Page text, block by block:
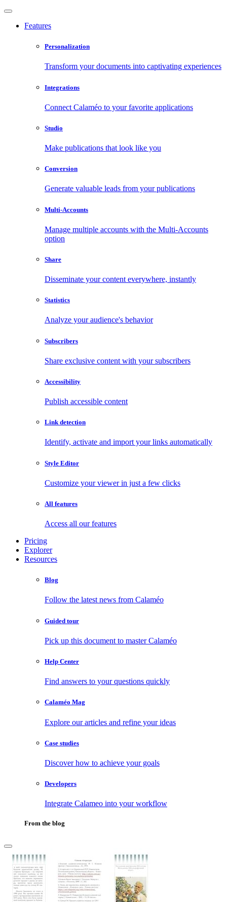
Features
Personalization
Transform your documents into captivating experiences
Integrations
Connect Calaméo to your favorite applications
Studio
Make publications that look like you
Conversion
Generate valuable leads from your publications
Multi-Accounts
Manage multiple accounts with the Multi-Accounts
option
Share
Disseminate your content everywhere, instantly
Statistics
Analyze your audience's behavior
Subscribers
Share exclusive content with your subscribers
Accessibility
Publish accessible content
Link detection
Identify, activate and import your links automatically
Style Editor
Customize your viewer in just a few clicks
All features
Access all our features
Pricing
Explorer
Resources
Blog
Follow the latest news from Calaméo
Guided tour
Pick up this document to master Calaméo
Help Center
Find answers to your questions quickly
Calaméo Mag
Explore our articles and refine your ideas
Case studies
Discover how to achieve your goals
Developers
Integrate Calameo into your workflow
From the blog